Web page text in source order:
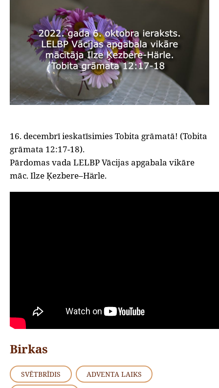
16. decembrī ieskatīsimies Tobita grāmatā! (Tobita
grāmata 12:17-18).
Pārdomas vada LELBP Vācijas apgabala vikāre
māc. Ilze Ķezbere–Härle.
Birkas
SVĒTBRĪDIS ADVENTA LAIKS